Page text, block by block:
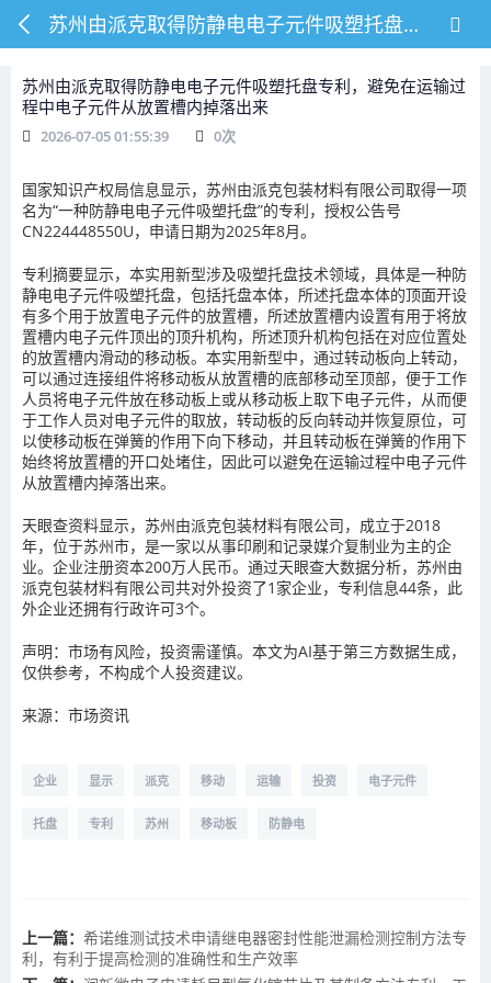
苏州由派克取得防静电电子元件吸塑托盘专利，避免在运输过程中电子元件从放置槽内掉落出来
苏州由派克取得防静电电子元件吸塑托盘专利，避免在运输过
程中电子元件从放置槽内掉落出来
2026-07-05 01:55:39 0次
国家知识产权局信息显示，苏州由派克包装材料有限公司取得一项
名为“一种防静电电子元件吸塑托盘”的专利，授权公告号
CN224448550U，申请日期为2025年8月。
专利摘要显示，本实用新型涉及吸塑托盘技术领域，具体是一种防
静电电子元件吸塑托盘，包括托盘本体，所述托盘本体的顶面开设
有多个用于放置电子元件的放置槽，所述放置槽内设置有用于将放
置槽内电子元件顶出的顶升机构，所述顶升机构包括在对应位置处
的放置槽内滑动的移动板。本实用新型中，通过转动板向上转动，
可以通过连接组件将移动板从放置槽的底部移动至顶部，便于工作
人员将电子元件放在移动板上或从移动板上取下电子元件，从而便
于工作人员对电子元件的取放，转动板的反向转动并恢复原位，可
以使移动板在弹簧的作用下向下移动，并且转动板在弹簧的作用下
始终将放置槽的开口处堵住，因此可以避免在运输过程中电子元件
从放置槽内掉落出来。
天眼查资料显示，苏州由派克包装材料有限公司，成立于2018
年，位于苏州市，是一家以从事印刷和记录媒介复制业为主的企
业。企业注册资本200万人民币。通过天眼查大数据分析，苏州由
派克包装材料有限公司共对外投资了1家企业，专利信息44条，此
外企业还拥有行政许可3个。
声明：市场有风险，投资需谨慎。本文为AI基于第三方数据生成，
仅供参考，不构成个人投资建议。
来源：市场资讯
企业 显示 派克 移动 运输 投资 电子元件
托盘 专利 苏州 移动板 防静电
上一篇： 希诺维测试技术申请继电器密封性能泄漏检测控制方法专
利，有利于提高检测的准确性和生产效率